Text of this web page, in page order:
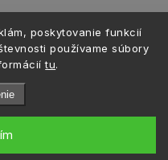
poskytovanie funkcií
používame súbory
tu.
. Všetky práva vyhradené.